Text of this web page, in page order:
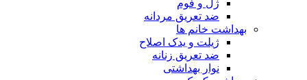
ژل و فوم
ضد تعریق مردانه
بهداشت خانم ها
ژیلت و یدک اصلاح
ضد تعریق زنانه
نوار بهداشتی